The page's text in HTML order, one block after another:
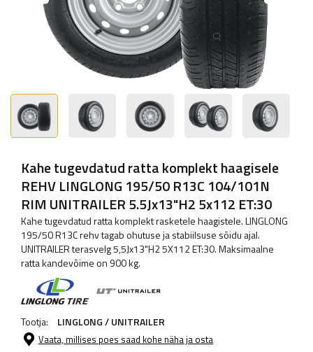
Kahe tugevdatud ratta komplekt haagisele
REHV LINGLONG 195/50 R13C 104/101N
RIM UNITRAILER 5.5Jx13"H2 5x112 ET:30
Kahe tugevdatud ratta komplekt rasketele haagistele. LINGLONG
195/50 R13C rehv tagab ohutuse ja stabiilsuse sõidu ajal.
UNITRAILER terasvelg 5,5Jx13"H2 5X112 ET:30. Maksimaalne
ratta kandevõime on 900 kg.
Tootja: LINGLONG / UNITRAILER
Vaata, millises poes saad kohe näha ja osta